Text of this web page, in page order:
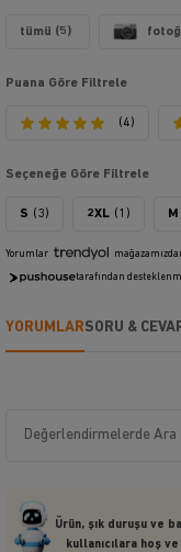
tümü (5)
Puana Göre Filtrele
(4)
Seçeneğe Göre Filtrele
S (3) 2XL (1) M
Yorumlar
tarafından
YORUMLARSORU &
Ürün, şık duruşu ve
kullanıcılara hoş